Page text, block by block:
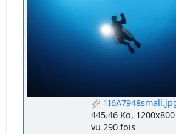
445.46 Ko, 1200x800
vu 290 fois